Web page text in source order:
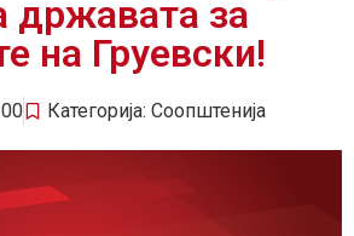
државата за
на Груевски!
Категорија: Соопштенија